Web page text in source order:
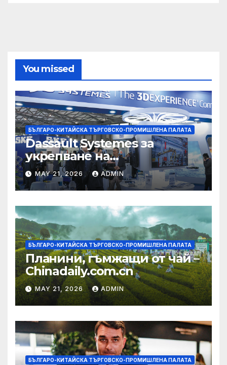
You missed
БЪЛГАРО-КИТАЙСКА ТЪРГОВСКО-ПРОМИШЛЕНА ПАЛАТА
Dassault Systemes за
укрепване на
изграждането на AI
екосистема в Китай
MAY 21, 2026 ADMIN
БЪЛГАРО-КИТАЙСКА ТЪРГОВСКО-ПРОМИШЛЕНА ПАЛАТА
Планини, гъмжащи от чай –
Chinadaily.com.cn
MAY 21, 2026 ADMIN
БЪЛГАРО-КИТАЙСКА ТЪРГОВСКО-ПРОМИШЛЕНА ПАЛАТА